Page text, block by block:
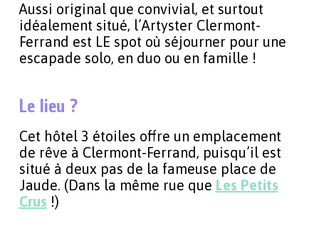
Aussi original que convivial, et surtout
idéalement situé, l’Artyster Clermont-
Ferrand est LE spot où séjourner pour une
escapade solo, en duo ou en famille !
Le lieu ?
Cet hôtel 3 étoiles offre un emplacement
de rêve à Clermont-Ferrand, puisqu’il est
situé à deux pas de la fameuse place de
Jaude. (Dans la même rue que Les Petits
Crus !)